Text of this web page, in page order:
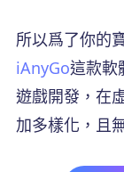
所以爲了你的
iAnyGo這款軟
遊戲開發，在
加多樣化，且